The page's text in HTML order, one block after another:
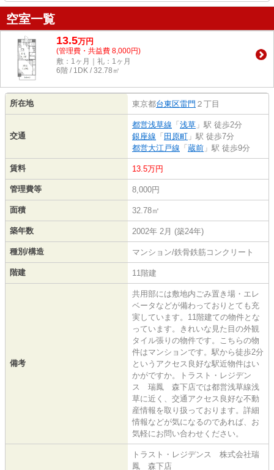
空室一覧
13.5万円
(管理費・共益費 8,000円)
敷：1ヶ月｜礼：1ヶ月
6階 / 1DK / 32.78㎡
所在地 東京都台東区雷門 ２丁目
交通
都営浅草線 「 浅草 」駅 徒歩2分
銀座線 「 田原町 」駅 徒歩7分
都営大江戸線 「 蔵前 」駅 徒歩9分
賃料 13.5万円
管理費等 8,000円
面積 32.78㎡
築年数 2002年 2月 (築24年)
種別/構造 マンション/鉄骨鉄筋コンクリート
階建 11階建
備考
共用部には敷地内ごみ置き場・エレ
ベータなどが備わっておりとても充
実しています。11階建ての物件とな
っています。きれいな見た目の外観
タイル張りの物件です。こちらの物
件はマンションです。駅から徒歩2分
というアクセス良好な駅近物件はい
かがですか。トラスト・レジデン
ス 瑞鳳 森下店では都営浅草線浅
草に近く、交通アクセス良好な不動
産情報を取り扱っております。詳細
情報などが気になるのであれば、お
気軽にお問い合わせください。
トラスト・レジデンス 株式会社瑞
鳳 森下店